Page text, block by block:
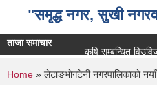
"समृद्ध नगर, सुखी
ताजा समाचार
कृषि सम्बन्धित विउविजन,
You are here
Home » लेटाङभाेगटेनी नगरपालिकाकाे